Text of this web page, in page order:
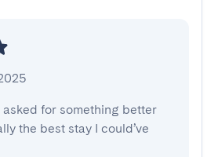
asked for something better
the best stay I could’ve